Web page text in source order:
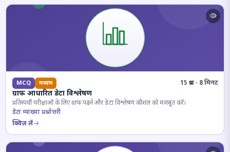
MCQ मध्यम 15 प्रश्न · 8 मिनट
ग्राफ आधारित डेटा विश्लेषण
प्रतिस्पर्धी परीक्षाओं के लिए ग्राफ पढ़ने और डेटा विश्लेषण कौशल को मजबूत करें।
डेटा व्याख्या प्रश्नोत्तरी
क्विज़ लें